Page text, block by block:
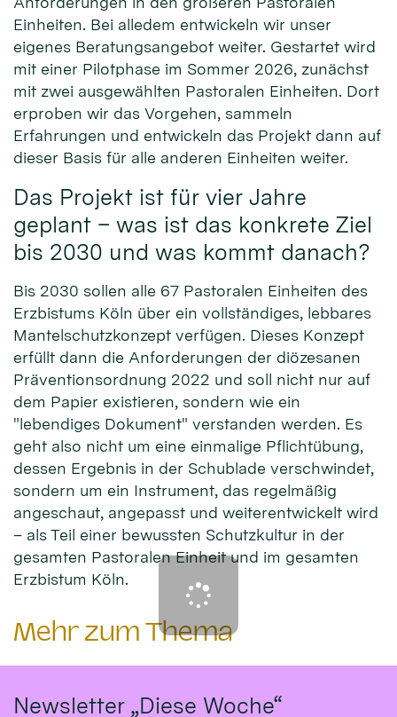
Einheiten. Bei alledem entwickeln wir unser
eigenes Beratungsangebot weiter. Gestartet wird
mit einer Pilotphase im Sommer 2026, zunächst
mit zwei ausgewählten Pastoralen Einheiten. Dort
erproben wir das Vorgehen, sammeln
Erfahrungen und entwickeln das Projekt dann auf
dieser Basis für alle anderen Einheiten weiter.
Das Projekt ist für vier Jahre
geplant – was ist das konkrete Ziel
bis 2030 und was kommt danach?
Bis 2030 sollen alle 67 Pastoralen Einheiten des
Erzbistums Köln über ein vollständiges, lebbares
Mantelschutzkonzept verfügen. Dieses Konzept
erfüllt dann die Anforderungen der diözesanen
Präventionsordnung 2022 und soll nicht nur auf
dem Papier existieren, sondern wie ein
"lebendiges Dokument" verstanden werden. Es
geht also nicht um eine einmalige Pflichtübung,
dessen Ergebnis in der Schublade verschwindet,
sondern um ein Instrument, das regelmäßig
angeschaut, angepasst und weiterentwickelt wird
– als Teil einer bewussten Schutzkultur in der
gesamten Pastoralen Einheit und im gesamten
Erzbistum Köln.
Mehr zum Thema
Newsletter „Diese Woche“